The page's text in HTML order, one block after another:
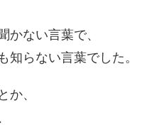
かない言葉で、
知らない言葉でした。
か、